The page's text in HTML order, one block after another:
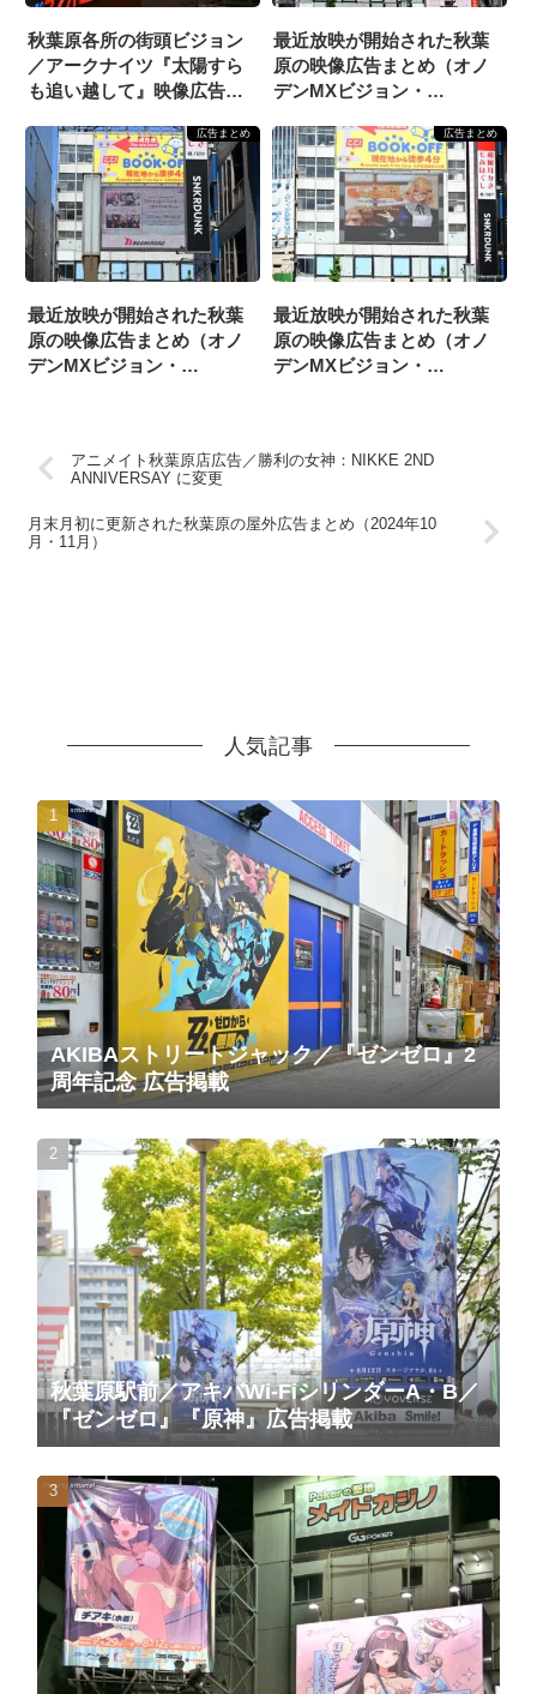
秋葉原各所の街頭ビジョン
／アークナイツ『太陽すら
も追い越して』映像広告放
最近放映が開始された秋葉
原の映像広告まとめ（オノ
デンMXビジョン・
広告まとめ
最近放映が開始された秋葉
原の映像広告まとめ（オノ
デンMXビジョン・
広告まとめ
最近放映が開始された秋葉
原の映像広告まとめ（オノ
デンMXビジョン・
アニメイト秋葉原店広告／勝利の女神：NIKKE 2ND
ANNIVERSAY に変更
月末月初に更新された秋葉原の屋外広告まとめ（2024年10
月・11月）
人気記事
AKIBAストリートジャック／『ゼンゼロ』2
周年記念 広告掲載
秋葉原駅前／アキバWi-FiシリンダーA・B／
『ゼンゼロ』『原神』広告掲載